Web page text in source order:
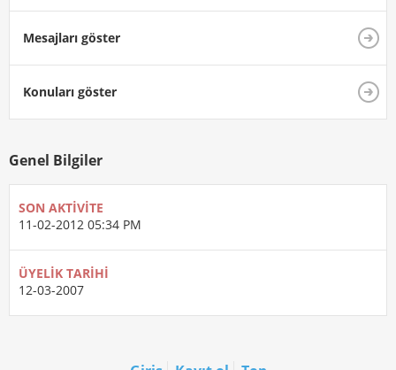
Mesajları göster
Konuları göster
Genel Bilgiler
SON AKTIVITE
11-02-2012 05:34 PM
ÜYELIK TARIHI
12-03-2007